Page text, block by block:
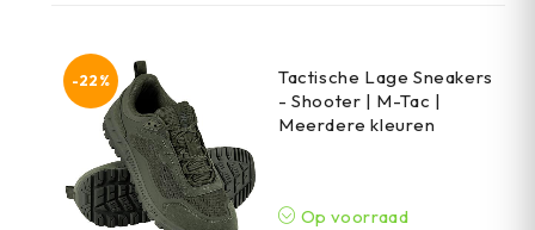
-22%
Tactische Lage Sneakers
- Shooter | M-Tac |
Meerdere kleuren
Op voorraad